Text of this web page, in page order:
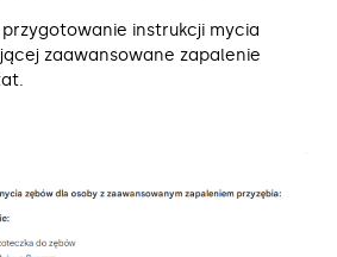
przygotowanie instrukcji mycia
zaawansowane zapalenie